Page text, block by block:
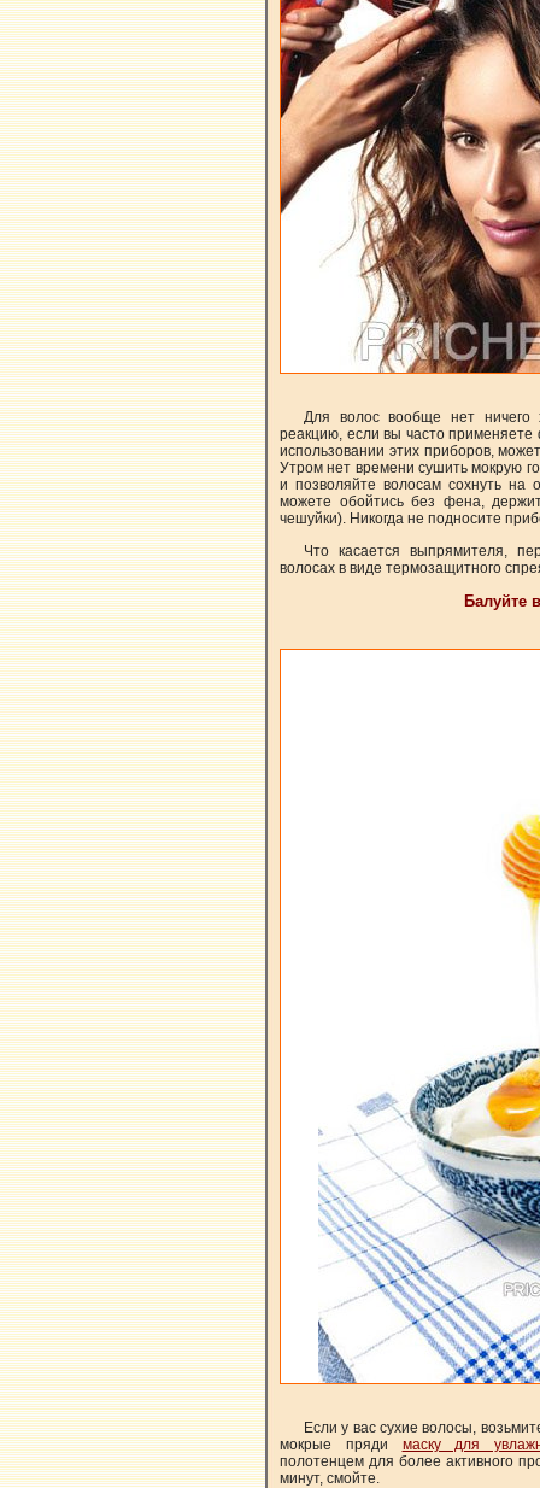
Для волос вообще нет ничего
реакцию, если вы часто
использовании этих приборов,
Утром нет времени сушить мокрую
и позволяйте волосам сохнуть на
можете обойтись без фена,
чешуйки). Никогда не подносите
Что касается выпрямителя,
волосах в виде термозащитного
Балуйте
Если у вас сухие волосы,
мокрые пряди маску для
полотенцем для более активного
минут, смойте.